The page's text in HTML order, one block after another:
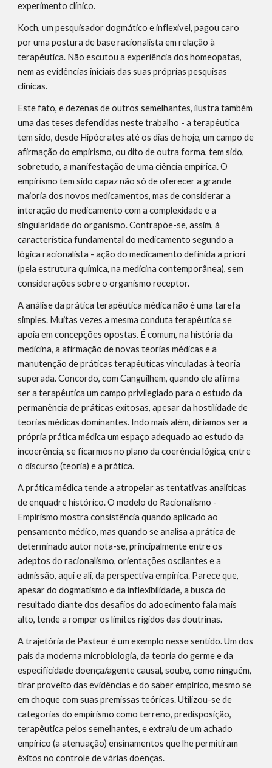
experimento clínico.
Koch, um pesquisador dogmático e inflexivel, pagou caro
por uma postura de base racionalista em relação à
terapêutica. Não escutou a experiência dos homeopatas,
nem as evidências iniciais das suas próprias pesquisas
clínicas.
Este fato, e dezenas de outros semelhantes, ilustra também
uma das teses defendidas neste trabalho - a terapêutica
tem sido, desde Hipócrates até os dias de hoje, um campo de
afirmação do empirismo, ou dito de outra forma, tem sido,
sobretudo, a manifestação de uma ciência empírica. O
empirismo tem sido capaz não só de oferecer a grande
maioria dos novos medicamentos, mas de considerar a
interação do medicamento com a complexidade e a
singularidade do organismo. Contrapõe-se, assim, à
característica fundamental do medicamento segundo a
lógica racionalista - ação do medicamento definida a priori
(pela estrutura química, na medicina contemporânea), sem
considerações sobre o organismo receptor.
A análise da prática terapêutica médica não é uma tarefa
simples. Muitas vezes a mesma conduta terapêutica se
apoia em concepções opostas. É comum, na história da
medicina, a afirmação de novas teorias médicas e a
manutenção de práticas terapêuticas vinculadas à teoria
superada. Concordo, com Canguilhem, quando ele afirma
ser a terapêutica um campo privilegiado para o estudo da
permanência de práticas exitosas, apesar da hostilidade de
teorias médicas dominantes. Indo mais além, diríamos ser a
própria prática médica um espaço adequado ao estudo da
incoerência, se ficarmos no plano da coerência lógica, entre
o discurso (teoria) e a prática.
A prática médica tende a atropelar as tentativas analíticas
de enquadre histórico. O modelo do Racionalismo -
Empirismo mostra consistência quando aplicado ao
pensamento médico, mas quando se analisa a prática de
determinado autor nota-se, principalmente entre os
adeptos do racionalismo, orientações oscilantes e a
admissão, aqui e ali, da perspectiva empírica. Parece que,
apesar do dogmatismo e da inflexibilidade, a busca do
resultado diante dos desafios do adoecimento fala mais
alto, tende a romper os limites rígidos das doutrinas.
A trajetória de Pasteur é um exemplo nesse sentido. Um dos
pais da moderna microbiologia, da teoria do germe e da
especificidade doença/agente causal, soube, como ninguém,
tirar proveito das evidências e do saber empírico, mesmo se
em choque com suas premissas teóricas. Utilizou-se de
categorias do empirismo como terreno, predisposição,
terapêutica pelos semelhantes, e extraiu de um achado
empírico (a atenuação) ensinamentos que lhe permitiram
êxitos no controle de várias doenças.